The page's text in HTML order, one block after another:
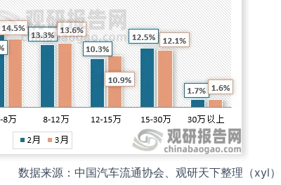
数据来源：中国汽车流通协会、观研天下整理（xyl）